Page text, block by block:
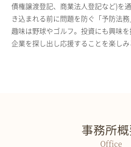
債権譲渡登記、商業法人登記など)を
き込まれる前に問題を防ぐ「予防法務
趣味は野球やゴルフ。投資にも興味
企業を探し出し応援することを楽しみ
事務所